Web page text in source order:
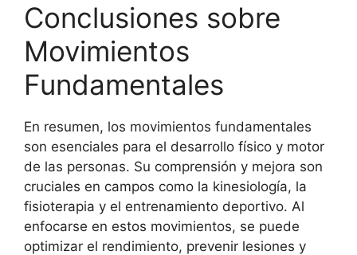
Conclusiones sobre
Movimientos
Fundamentales
En resumen, los movimientos fundamentales
son esenciales para el desarrollo físico y motor
de las personas. Su comprensión y mejora son
cruciales en campos como la kinesiología, la
fisioterapia y el entrenamiento deportivo. Al
enfocarse en estos movimientos, se puede
optimizar el rendimiento, prevenir lesiones y